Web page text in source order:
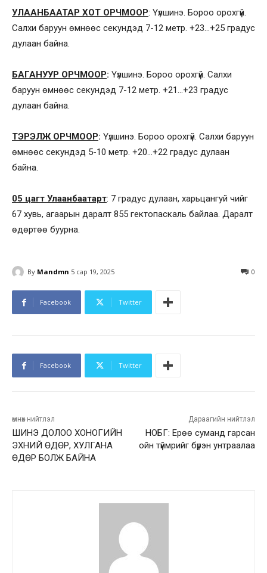
УЛААНБААТАР ХОТ ОРЧМООР: Үүлшинэ. Бороо орохгүй.
Салхи баруун өмнөөс секундэд 7-12 метр. +23…+25 градус
дулаан байна.
БАГАНУУР ОРЧМООР: Үүлшинэ. Бороо орохгүй. Салхи
баруун өмнөөс секундэд 7-12 метр. +21…+23 градус
дулаан байна.
ТЭРЭЛЖ ОРЧМООР: Үүлшинэ. Бороо орохгүй. Салхи баруун
өмнөөс секундэд 5-10 метр. +20…+22 градус дулаан
байна.
05 цагт Улаанбаатарт: 7 градус дулаан, харьцангуй чийг
67 хувь, агаарын даралт 855 гектопаскаль байлаа. Даралт
өдөртөө буурна.
By Mandmn 5 сар 19, 2025 0
Facebook Twitter
Facebook Twitter
өмнөх нийтлэл
ШИНЭ ДОЛОО ХОНОГИЙН
ЭХНИЙ ӨДӨР, ХУЛГАНА
ӨДӨР БОЛЖ БАЙНА
Дараагийн нийтлэл
НОБГ: Ерөө суманд гарсан
ойн түймрийг бүрэн унтраалаа